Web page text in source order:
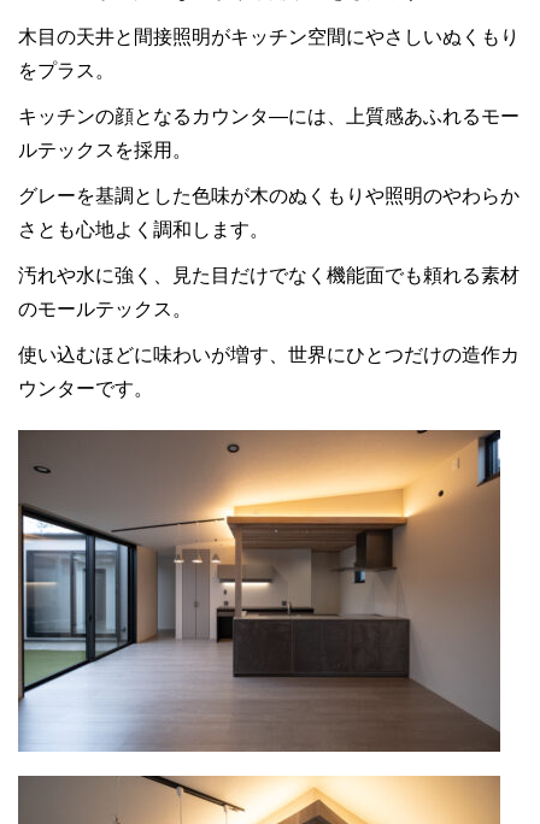
木目の天井と間接照明がキッチン空間にやさしいぬくもり
をプラス。
キッチンの顔となるカウンタ―には、上質感あふれるモー
ルテックスを採用。
グレーを基調とした色味が木のぬくもりや照明のやわらか
さとも心地よく調和します。
汚れや水に強く、見た目だけでなく機能面でも頼れる素材
のモールテックス。
使い込むほどに味わいが増す、世界にひとつだけの造作カ
ウンターです。